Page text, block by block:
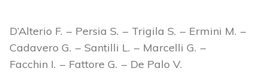
D’Alterio F. Persia S. Trigila S.
Ermini M.
Cadavero G.
Santilli L.
Marcelli G.
Facchin I.
Fattore G. De Palo V.